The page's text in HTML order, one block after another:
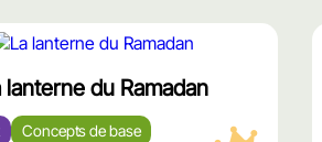
lanterne du Ramadan
Concepts de base